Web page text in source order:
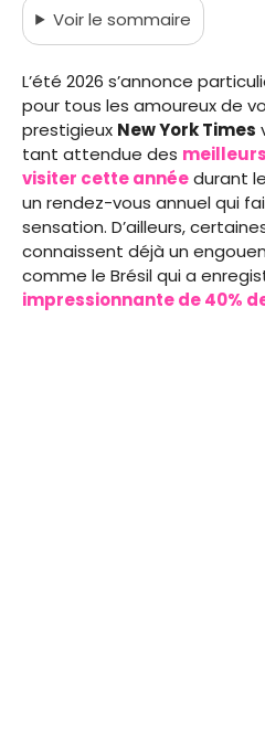
Voirle sommaire
L’été 2026 s’annonce
pour tous les amoureux de
prestigieux New York Times
tant attendue des
visiter cette annéedurant
un rendez-vous annuel qui
sensation. D’ailleurs,
connaissent déjà un
comme le Brésil qui a
impressionnante de 40%